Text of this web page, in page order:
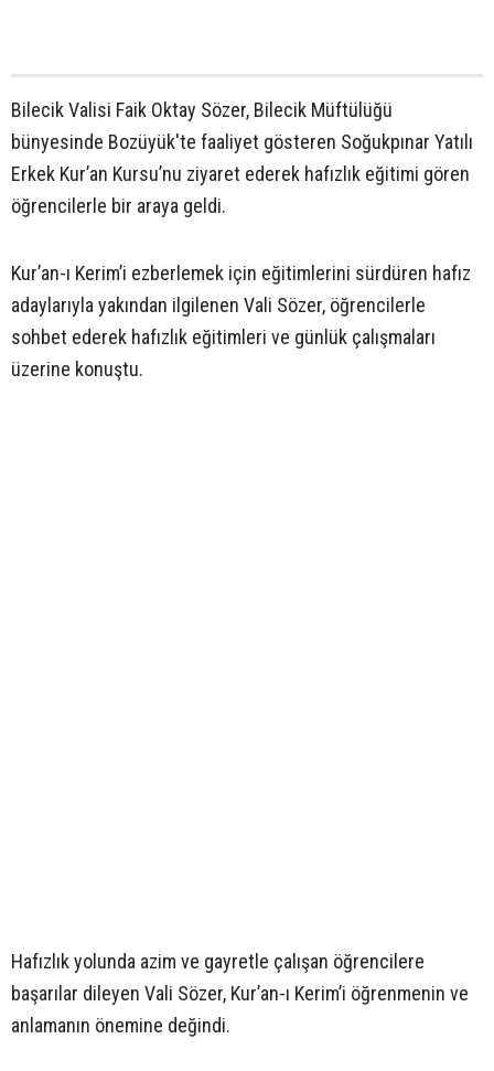
Bilecik Valisi Faik Oktay Sözer, Bilecik Müftülüğü
bünyesinde Bozüyük'te faaliyet gösteren Soğukpınar Yatılı
Erkek Kur’an Kursu’nu ziyaret ederek hafızlık eğitimi gören
öğrencilerle bir araya geldi.
Kur’an-ı Kerim’i ezberlemek için eğitimlerini sürdüren hafız
adaylarıyla yakından ilgilenen Vali Sözer, öğrencilerle
sohbet ederek hafızlık eğitimleri ve günlük çalışmaları
üzerine konuştu.
Hafızlık yolunda azim ve gayretle çalışan öğrencilere
başarılar dileyen Vali Sözer, Kur’an-ı Kerim’i öğrenmenin ve
anlamanın önemine değindi.